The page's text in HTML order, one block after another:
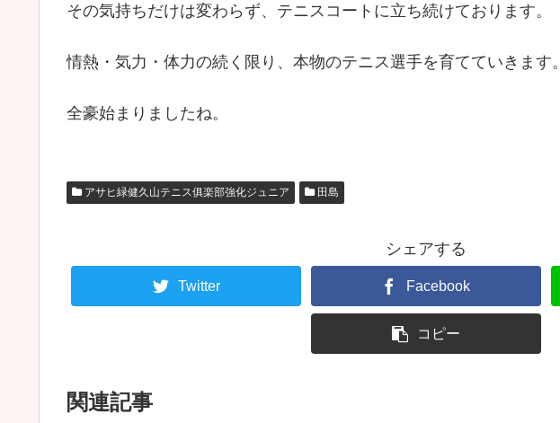
その気持ちだけは変わらず、テニスコートに立ち続けております。
情熱・気力・体力の続く限り、本物のテニス選手を育てていきます。
全豪始まりましたね。
アサヒ緑健久山テニス俱楽部強化ジュニア 田島
シェアする
Twitter Facebook
コピー
関連記事